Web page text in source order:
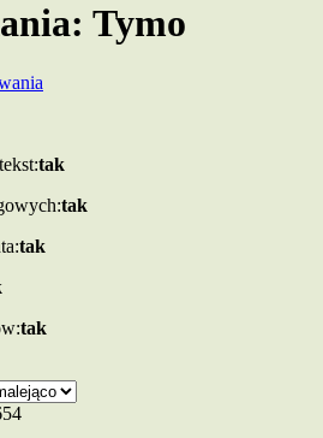
Tymo
tak
tak
tak
tak
54